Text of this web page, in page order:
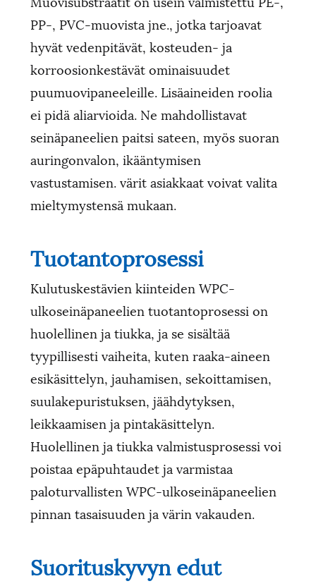
PP-, PVC-muovista jne., jotka tarjoavat
hyvät vedenpitävät, kosteuden- ja
korroosionkestävät ominaisuudet
puumuovipaneeleille. Lisäaineiden roolia
ei pidä aliarvioida. Ne mahdollistavat
seinäpaneelien paitsi sateen, myös suoran
auringonvalon, ikääntymisen
vastustamisen. värit asiakkaat voivat valita
mieltymystensä mukaan.
Tuotantoprosessi
Kulutuskestävien kiinteiden WPC-
ulkoseinäpaneelien tuotantoprosessi on
huolellinen ja tiukka, ja se sisältää
tyypillisesti vaiheita, kuten raaka-aineen
esikäsittelyn, jauhamisen, sekoittamisen,
suulakepuristuksen, jäähdytyksen,
leikkaamisen ja pintakäsittelyn.
Huolellinen ja tiukka valmistusprosessi voi
poistaa epäpuhtaudet ja varmistaa
paloturvallisten WPC-ulkoseinäpaneelien
pinnan tasaisuuden ja värin vakauden.
Suorituskyvyn edut